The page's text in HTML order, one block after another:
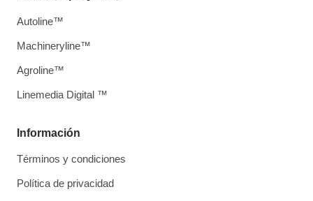
Información
Términos y condiciones
Política de privacidad
Autoline™
Machineryline™
Agroline™
Linemedia Digital ™